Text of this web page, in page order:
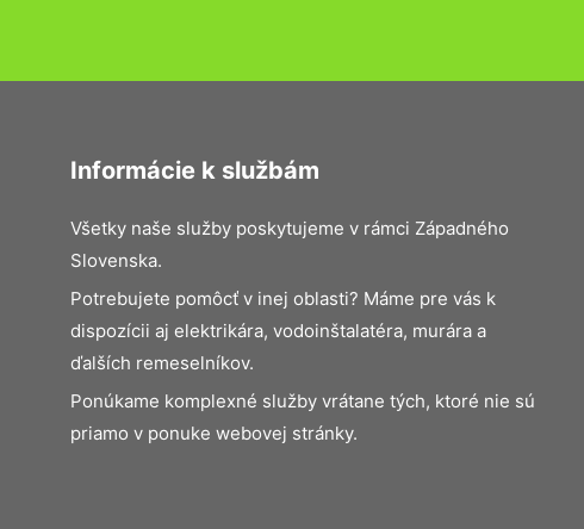
Informácie k službám
Všetky naše služby poskytujeme v rámci Západného
Slovenska.
Potrebujete pomôcť v inej oblasti? Máme pre vás k
dispozícii aj elektrikára, vodoinštalatéra, murára a
ďalších remeselníkov.
Ponúkame komplexné služby vrátane tých, ktoré nie sú
priamo v ponuke webovej stránky.